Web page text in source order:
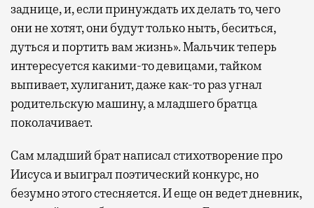
заднице, и, если принуждать их делать то, чего
они не хотят, они будут только ныть, беситься,
дуться и портить вам жизнь». Мальчик теперь
интересуется какими-то девицами, тайком
выпивает, хулиганит, даже как-то раз угнал
родительскую машину, а младшего братца
поколачивает.
Сам младший брат написал стихотворение про
Иисуса и выиграл поэтический конкурс, но
безумно этого стесняется. И еще он ведет дневник,